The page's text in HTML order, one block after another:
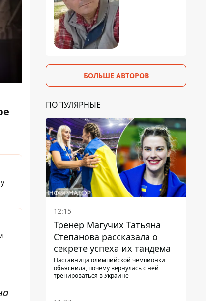
БОЛЬШЕ АВТОРОВ
ПОПУЛЯРНЫЕ
12:15
Тренер Магучих Татьяна
Степанова рассказала о
секрете успеха их тандема
Наставница олимпийской чемпионки
объяснила, почему вернулась с ней
тренироваться в Украине